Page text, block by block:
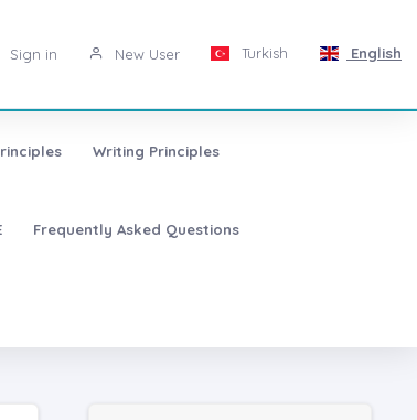
Sign in New User Turkish English
Writing Principles
Frequently Asked Questions